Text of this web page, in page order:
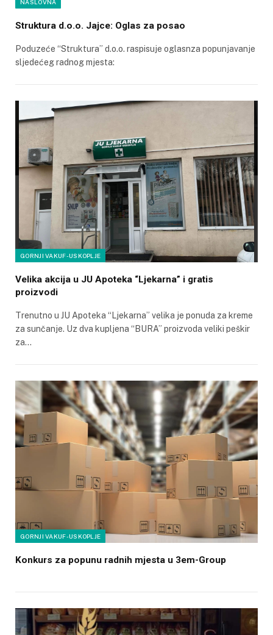
NASLOVNA
Struktura d.o.o. Jajce: Oglas za posao
Poduzeće “Struktura” d.o.o. raspisuje oglasnza popunjavanje
sljedećeg radnog mjesta:
GORNJI VAKUF-USKOPLJE
Velika akcija u JU Apoteka “Ljekarna” i gratis
proizvodi
Trenutno u JU Apoteka “Ljekarna” velika je ponuda za kreme
za sunčanje. Uz dva kupljena “BURA” proizvoda veliki peškir
za…
GORNJI VAKUF-USKOPLJE
Konkurs za popunu radnih mjesta u 3em-Group